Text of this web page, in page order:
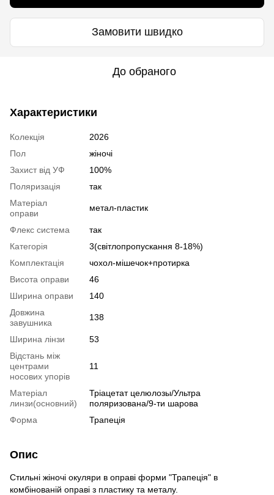
Замовити швидко
До обраного
Характеристики
Колекція
2026
Пол
жіночі
Захист від УФ
100%
Поляризація
так
Матеріал
оправи
метал-пластик
Флекс система
так
Категорія
3(світлопропускання 8-18%)
Комплектація
чохол-мішечок+протирка
Висота оправи
46
Ширина оправи
140
Довжина
завушника
138
Ширина лінзи
53
Відстань між
центрами
носових упорів
11
Матеріал
линзи(основний)
Тріацетат целюлозы/Ультра
поляризована/9-ти шарова
Форма
Трапеція
Опис
Стильні жіночі окуляри в оправі форми "Трапеція" в
комбінованій оправі з пластику та металу.